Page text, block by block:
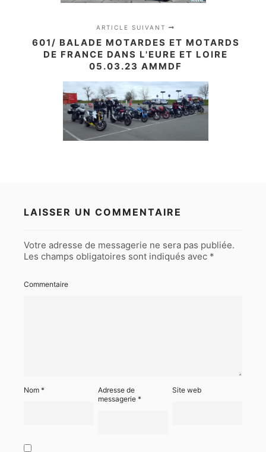
ARTICLE SUIVANT
601/ BALADE MOTARDES ET MOTARDS
DE FRANCE DANS L'EURE ET LOIRE
05.03.23 AMMDF
LAISSER UN COMMENTAIRE
Votre adresse de messagerie ne sera pas publiée.
Les champs obligatoires sont indiqués avec *
Commentaire
Nom *
Adresse de
messagerie*
Site web